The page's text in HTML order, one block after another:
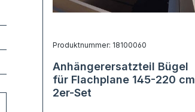
Produktnummer: 18100060
Anhängerersatzteil Bügel
für Flachplane 145-220 cm,
2er-Set